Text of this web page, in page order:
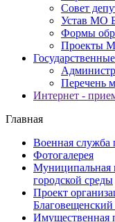
Совет
Устав МО
Формы
Проекты
Перечень
Интернет -
Главная
Военная служба
Фотогалерея
Муниципальная
городской среды
Проект
Благовещенский
Имущественная